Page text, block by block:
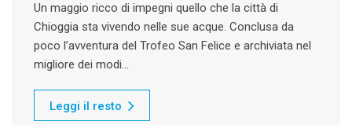
Un maggio ricco di impegni quello che la città di
Chioggia sta vivendo nelle sue acque. Conclusa da
poco l’avventura del Trofeo San Felice e archiviata nel
migliore dei modi…
Leggi il resto